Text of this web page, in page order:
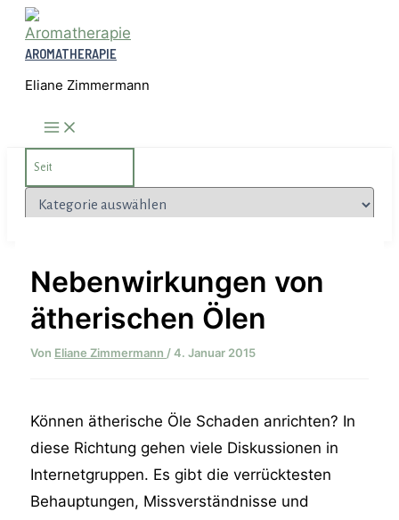
Zum
Inhalt
springen
AROMATHERAPIE
Eliane Zimmermann
for:
Kategorien
Nebenwirkungen von
ätherischen Ölen
Von Eliane Zimmermann/4. Januar 2015
Können ätherische Öle Schaden anrichten? In
diese Richtung gehen viele Diskussionen in
Internetgruppen. Es gibt die verrücktesten
Behauptungen, Missverständnisse und